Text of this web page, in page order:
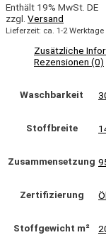
Enthält 19% MwSt. DE
zzgl. Versand
Lieferzeit: ca. 1-2 Werktage
Zusätzliche
Rezensionen (0)
Waschbarkeit
Stoffbreite
Zusammensetzung
Zertifizierung
Stoffgewicht m²